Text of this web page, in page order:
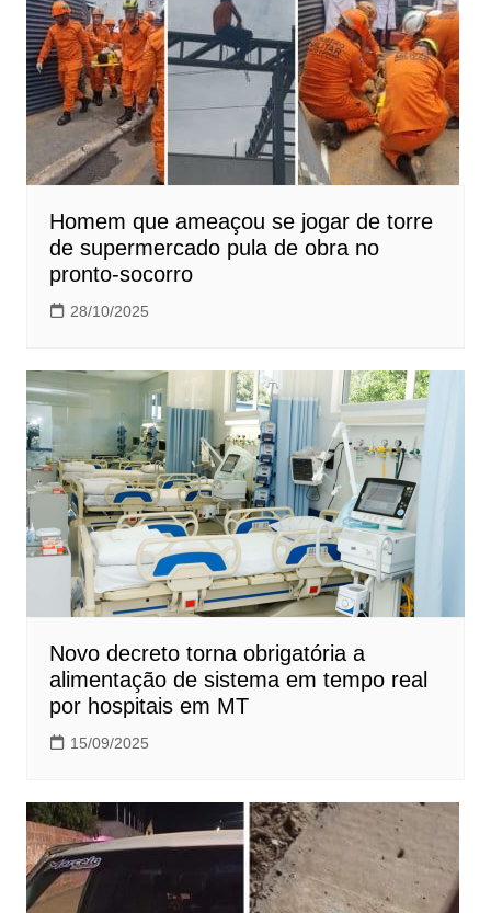
Homem que ameaçou se jogar de torre
de supermercado pula de obra no
pronto-socorro
28/10/2025
Novo decreto torna obrigatória a
alimentação de sistema em tempo real
por hospitais em MT
15/09/2025